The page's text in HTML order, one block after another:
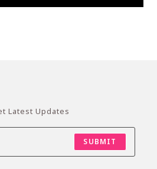
Latest Updates
SUBMIT